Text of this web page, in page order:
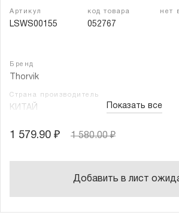
Артикул
LSWS00155
код товара
052767
нет
Бренд
Thorvik
Страна производитель
КИТАЙ Показать все
1 579.90 ₽ 1 580.00 ₽
Добавить в лист